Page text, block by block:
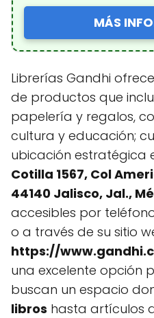
MÁS
Librerías Gandhi
de productos que
papelería y regalos,
cultura y educación;
ubicación estratégica
Cotilla 1567, Col
44140 Jalisco, Jal.,
accesibles por
o a través de su sitio
https://
una excelente opción
buscan un espacio
libros hasta artículos